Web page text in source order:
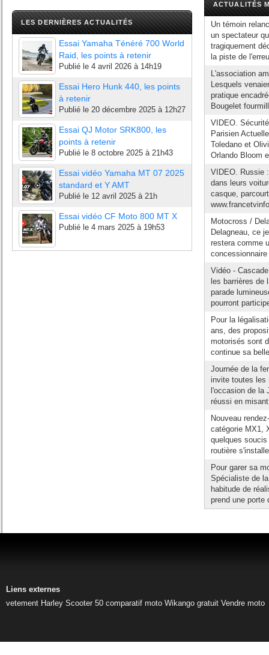
LES DERNIÈRES ACTUALITÉS
Essai Yamaha Ténéré 700 World
Raid, les points à retenir
Publié le 4 avril 2026 à 14h19
Essai Hero Hunk 440, les points
à retenir
Publié le 20 décembre 2025 à 12h27
Essai QJ Motor SRK800, les
points à retenir
Publié le 8 octobre 2025 à 21h43
Essai vidéo Yamaha MT 07 2025
standard et Y AMT
Publié le 12 avril 2025 à 21h
Essai vidéo CF Moto 800 MT X
Publié le 4 mars 2025 à 19h53
ACTUALITÉS
Un témoin
un spectateur
tragiquement
la piste de
L'association
Lesquels
pratique
Bougelet
VIDEO.
Parisien
Toledano et
Orlando Bloom
VIDEO. Russie
dans leurs
casque,
Motocross /
Delagneau, ce
restera comme
Vidéo -
les barrières
parade
pourront
Pour la
ans, des
motorisés sont
continue sa
Journée de la
invite toutes les
l'occasion de la
réussi en
Nouveau
catégorie MX1,
quelques
routière
Pour garer sa
Spécialiste de
habitude de
prend une porte
Liens externes
vetement Harley Scooter 50 comparatif moto Wikango gratuit Vendre moto